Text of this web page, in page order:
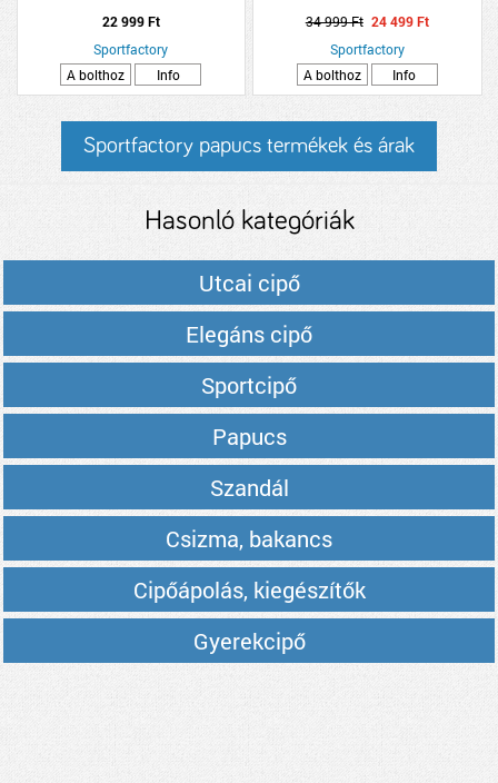
22 999 Ft
Sportfactory
A bolthoz
Info
34 999 Ft 24 499 Ft
Sportfactory
A bolthoz
Info
Sportfactory papucs termékek és árak
Hasonló kategóriák
Utcai cipő
Elegáns cipő
Sportcipő
Papucs
Szandál
Csizma, bakancs
Cipőápolás, kiegészítők
Gyerekcipő